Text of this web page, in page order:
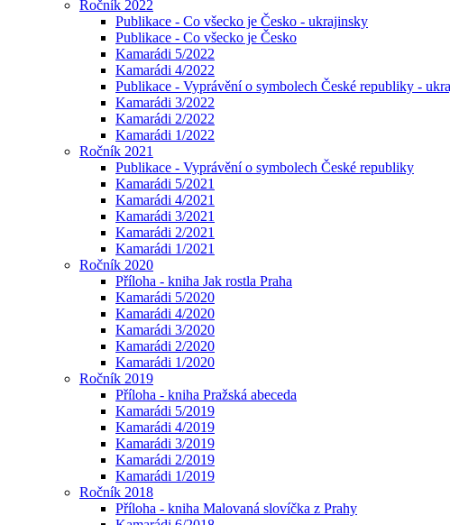
Ročník 2022
Publikace - Co všecko je Česko - ukrajinsky
Publikace - Co všecko je Česko
Kamarádi 5/2022
Kamarádi 4/2022
Publikace - Vyprávění o symbolech České republiky -
Kamarádi 3/2022
Kamarádi 2/2022
Kamarádi 1/2022
Ročník 2021
Publikace - Vyprávění o symbolech České republiky
Kamarádi 5/2021
Kamarádi 4/2021
Kamarádi 3/2021
Kamarádi 2/2021
Kamarádi 1/2021
Ročník 2020
Příloha - kniha Jak rostla Praha
Kamarádi 5/2020
Kamarádi 4/2020
Kamarádi 3/2020
Kamarádi 2/2020
Kamarádi 1/2020
Ročník 2019
Příloha - kniha Pražská abeceda
Kamarádi 5/2019
Kamarádi 4/2019
Kamarádi 3/2019
Kamarádi 2/2019
Kamarádi 1/2019
Ročník 2018
Příloha - kniha Malovaná slovíčka z Prahy